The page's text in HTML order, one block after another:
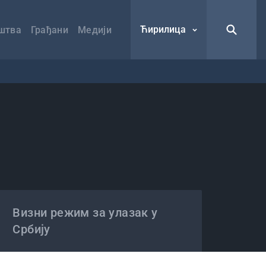
Грађани Медији Ћирилица
Визни режим за улазак у
Србију